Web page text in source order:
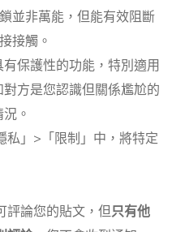
並非萬能，但能有效阻斷
接觸。
有保護性的功能，特別適用
方是您認識但關係尷尬的
。
私」>「限制」中，將特定
評論您的貼文，但只有他